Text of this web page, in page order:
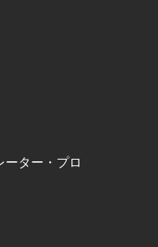
ター・プロ